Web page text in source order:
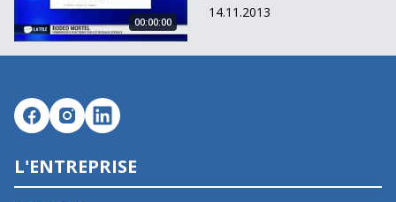
00:00:00
14.11.2013
L'ENTREPRISE